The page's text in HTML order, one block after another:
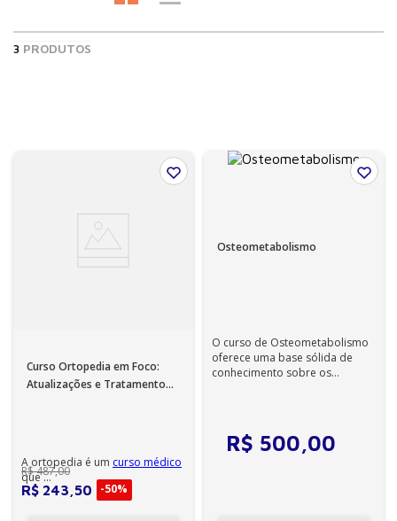
3 PRODUTOS
Curso Ortopedia em Foco:
Atualizações e Tratamento
A ortopedia é um curso médico
que ...
R$487,00
R$ 243 50 -50%
Osteometabolismo
O curso de Osteometabolismo
oferece uma base sólida de
conhecimento sobre os
R$ 500,00